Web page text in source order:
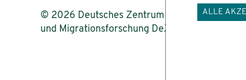
© 2026 Deutsches Zentrum für Integrations-
und Migrationsforschung DeZIM e.V.
ALLE